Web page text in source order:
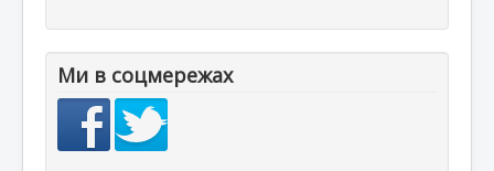
Ми в соцмережах